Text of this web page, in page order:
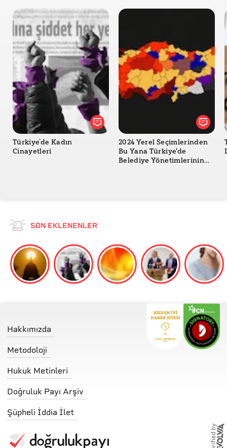
Türkiye’de Kadın
Cinayetleri
2024 Yerel Seçimlerinden
Bu Yana Türkiye'de
Belediye Yönetimlerinin
SON EKLENENLER
Hakkımızda
Metodoloji
Hukuk Metinleri
Doğruluk Payı Arşiv
Şüpheli İddia İlet
storified by